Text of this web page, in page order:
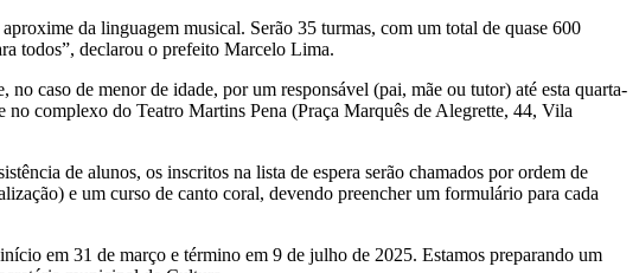
da linguagem musical. Serão 35 turmas, com um total de quase 600
todos”, declarou o prefeito Marcelo Lima.
caso de menor de idade, por um responsável (pai, mãe ou tutor) até esta quarta-
no complexo do Teatro Martins Pena (Praça Marquês de Alegrette, 44, Vila
de alunos, os inscritos na lista de espera serão chamados por ordem de
e um curso de canto coral, devendo preencher um formulário para cada
em 31 de março e término em 9 de julho de 2025. Estamos preparando um